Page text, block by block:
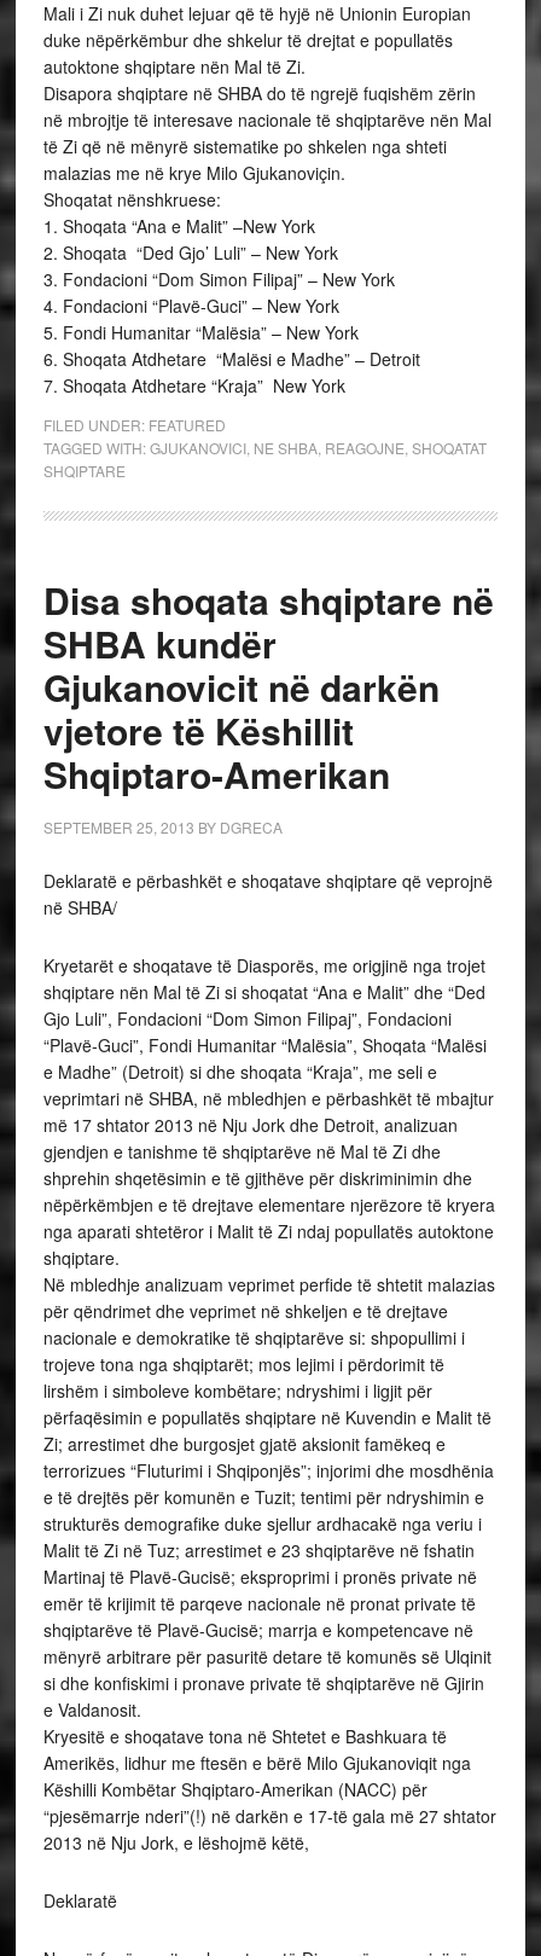
Mali i Zi nuk duhet lejuar që të hyjë në Unionin Europian
duke nëpërkëmbur dhe shkelur të drejtat e popullatës
autoktone shqiptare nën Mal të Zi.
Disapora shqiptare në SHBA do të ngrejë fuqishëm zërin
në mbrojtje të interesave nacionale të shqiptarëve nën Mal
të Zi që në mënyrë sistematike po shkelen nga shteti
malazias me në krye Milo Gjukanoviçin.
Shoqatat nënshkruese:
1. Shoqata “Ana e Malit” –New York
2. Shoqata “Ded Gjo’ Luli” – New York
3. Fondacioni “Dom Simon Filipaj” – New York
4. Fondacioni “Plavë-Guci” – New York
5. Fondi Humanitar “Malësia” – New York
6. Shoqata Atdhetare “Malësi e Madhe” – Detroit
7. Shoqata Atdhetare “Kraja” New York
FILED UNDER: FEATURED
TAGGED WITH:GJUKANOVICI, NE SHBA, REAGOJNE SHOQATAT
SHQIPTARE
Disa shoqata shqiptare në
SHBA kundër
Gjukanovicit në darkën
vjetore të Këshillit
Shqiptaro-Amerikan
SEPTEMBER 25, 2013 BY DGRECA
Deklaratë e përbashkët e shoqatave shqiptare që veprojnë
në SHBA/
Kryetarët e shoqatave të Diasporës, me origjinë nga trojet
shqiptare nën Mal të Zi si shoqatat “Ana e Malit” dhe “Ded
Gjo Luli”, Fondacioni “Dom Simon Filipaj”, Fondacioni
“Plavë-Guci”, Fondi Humanitar “Malësia”, Shoqata “Malësi
e Madhe” (Detroit) si dhe shoqata “Kraja”, me seli e
veprimtari në SHBA, në mbledhjen e përbashkët të mbajtur
më 17 shtator 2013 në Nju Jork dhe Detroit, analizuan
gjendjen e tanishme të shqiptarëve në Mal të Zi dhe
shprehin shqetësimin e të gjithëve për diskriminimin dhe
nëpërkëmbjen e të drejtave elementare njerëzore të kryera
nga aparati shtetëror i Malit të Zi ndaj popullatës autoktone
shqiptare.
Në mbledhje analizuam veprimet perfide të shtetit malazias
për qëndrimet dhe veprimet në shkeljen e të drejtave
nacionale e demokratike të shqiptarëve si: shpopullimi i
trojeve tona nga shqiptarët; mos lejimi i përdorimit të
lirshëm i simboleve kombëtare; ndryshimi i ligjit për
përfaqësimin e popullatës shqiptare në Kuvendin e Malit të
Zi; arrestimet dhe burgosjet gjatë aksionit famëkeq e
terrorizues “Fluturimi i Shqiponjës”; injorimi dhe mosdhënia
e të drejtës për komunën e Tuzit; tentimi për ndryshimin e
strukturës demografike duke sjellur ardhacakë nga veriu i
Malit të Zi në Tuz; arrestimet e 23 shqiptarëve në fshatin
Martinaj të Plavë-Gucisë; eksproprimi i pronës private në
emër të krijimit të parqeve nacionale në pronat private të
shqiptarëve të Plavë-Gucisë; marrja e kompetencave në
mënyrë arbitrare për pasuritë detare të komunës së Ulqinit
si dhe konfiskimi i pronave private të shqiptarëve në Gjirin
e Valdanosit.
Kryesitë e shoqatave tona në Shtetet e Bashkuara të
Amerikës, lidhur me ftesën e bërë Milo Gjukanoviqit nga
Këshilli Kombëtar Shqiptaro-Amerikan (NACC) për
“pjesëmarrje nderi”(!) në darkën e 17-të gala më 27 shtator
2013 në Nju Jork, e lëshojmë këtë,
Deklaratë